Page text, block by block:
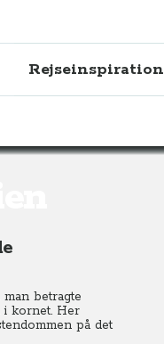
Rejseinspiration
betragte
i kornet. Her
på det